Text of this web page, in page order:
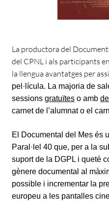
La productora del
del CPNL i als participants en
la llengua avantatges per
pel·lícula. La majoria de
sessions gratuïtes o amb
carnet de l’alumnat o el
El Documental del Mes és
Paral·lel 40 que, per a la
suport de la DGPL i queté
gènere documental al
possible i incrementar la
europeu a les pantalles